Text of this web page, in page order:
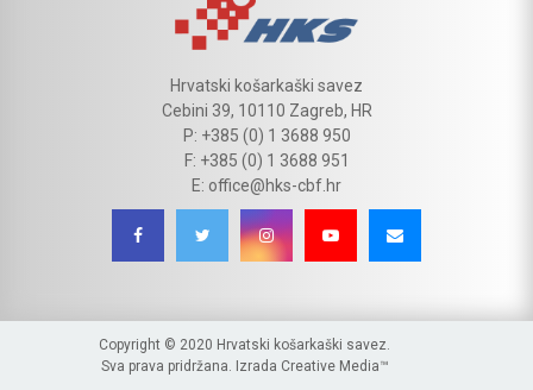
Hrvatski košarkaški savez
Cebini 39, 10110 Zagreb, HR
P: +385 (0) 1 3688 950
F: +385 (0) 1 3688 951
E: office@hks-cbf.hr
Copyright © 2020 Hrvatski košarkaški savez.
Sva prava pridržana. Izrada Creative Media™